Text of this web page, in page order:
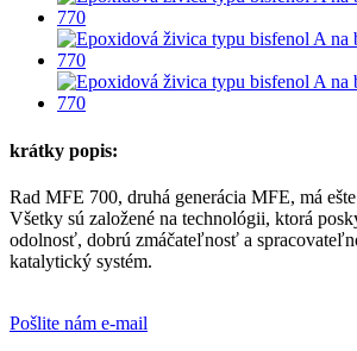
krátky popis:
Rad MFE 700, druhá generácia MFE, má
Všetky sú založené na technológii, ktorá
odolnosť, dobrú zmáčateľnosť a
katalytický systém.
Pošlite nám e-mail